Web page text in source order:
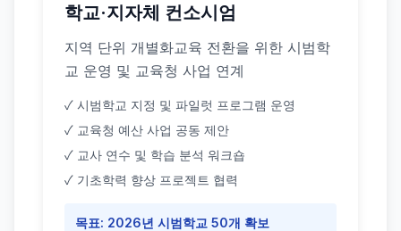
학교·지자체 컨소시엄
지역 단위 개별화교육 전환을 위한 시범학
교 운영 및 교육청 사업 연계
✓ 시범학교 지정 및 파일럿 프로그램 운영
✓ 교육청 예산 사업 공동 제안
✓ 교사 연수 및 학습 분석 워크숍
✓ 기초학력 향상 프로젝트 협력
목표: 2026년 시범학교 50개 확보